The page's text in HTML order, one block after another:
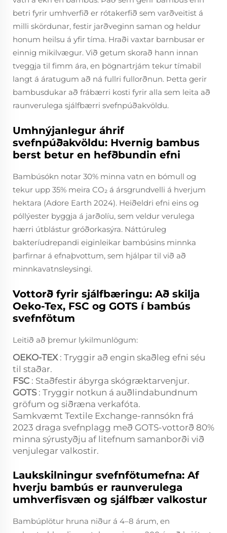
betri fyrir umhverfið er rótakerfið sem varðveitist á
milli skördunar, festir jarðveginn saman og heldur
honum heilsu á yfir tíma. Hraði vaxtar barnbusar er
einnig mikilvægur. Við getum skorað hann innan
tveggja til fimm ára, en þögnartrjám tekur tímabil
langt á áratugum að ná fullri fullorðnun. Þetta gerir
bambusdukar að frábærri kosti fyrir alla sem leita að
raunverulega sjálfbærri svefnpúðakvöldu.
Umhnýjanlegur áhrif
svefnpúðakvöldu: Hvernig bambus
berst betur en hefðbundin efni
Bambúsókn notar 30% minna vatn en bómull og
tekur upp 35% meira CO₂ á ársgrundvelli á hverjum
hektara (Adore Earth 2024). Heiðeldri efni eins og
póllýester byggja á jarðolíu, sem veldur verulega
hærri útblástur gróðorkasýra. Náttúruleg
bakteríudrepandi eiginleikar bambúsins minnka
þarfirnar á efnaþvottum, sem hjálpar til við að
minnkavatnsleysingi.
Vottorð fyrir sjálfbæringu: Að skilja
Oeko-Tex, FSC og GOTS í bambús
svefnfötum
Leitið að þremur lykilmunlögum:
OEKO-TEX : Tryggir að engin skaðleg efni séu
til staðar.
FSC : Staðfestir ábyrga skógræktarvenjur.
GOTS : Tryggir notkun á auðlindabundnum
gröfum og siðræna verkafóta.
Samkvæmt Textile Exchange-rannsókn frá
2023 draga svefnplagg með GOTS-vottorð 80%
minna sýrustyðju af litefnum samanborði við
venjulegar valkostir.
Laukskilningur svefnfötumefna: Af
hverju bambús er raunverulega
umhverfisvæn og sjálfbær valkostur
Bambúplötur hruna niður á 4–8 árum, en